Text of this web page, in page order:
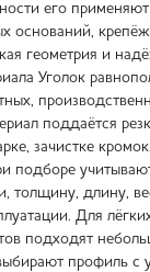
его
оснований,
геометрия и
Уголок
поддаётся
зачистке
подборе
толщину, длину,
Для
подходят
профиль с